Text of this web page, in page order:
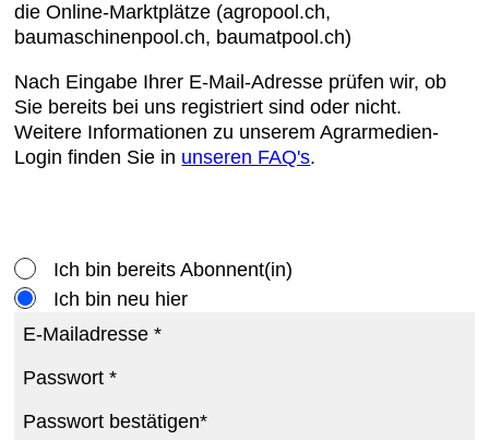
die Online-Marktplätze (agropool.ch,
baumaschinenpool.ch, baumatpool.ch)
Nach Eingabe Ihrer E-Mail-Adresse prüfen wir, ob
Sie bereits bei uns registriert sind oder nicht.
Weitere Informationen zu unserem Agrarmedien-
Login finden Sie in unseren FAQ's.
Ich bin bereits Abonnent(in)
Ich bin neu hier
E-Mailadresse *
Passwort *
Passwort bestätigen*